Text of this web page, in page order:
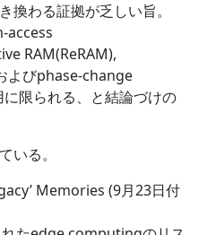
換わる証拠が乏しい旨。
access
RAM(ReRAM),
よびphase-change
限られる、と結論づけの
いる。
Memories (9月23日付